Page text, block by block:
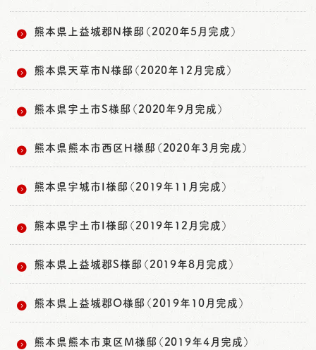
熊本県上益城郡N様邸（2020年5月完成）
熊本県天草市N様邸（2020年12月完成）
熊本県宇土市S様邸（2020年9月完成）
熊本県熊本市西区H様邸（2020年3月完成）
熊本県宇城市I様邸（2019年11月完成）
熊本県宇土市I様邸（2019年12月完成）
熊本県上益城郡S様邸（2019年8月完成）
熊本県上益城郡O様邸（2019年10月完成）
熊本県熊本市東区M様邸（2019年4月完成）